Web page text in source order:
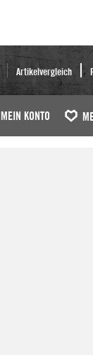
Artikelvergleich
MEIN KONTO